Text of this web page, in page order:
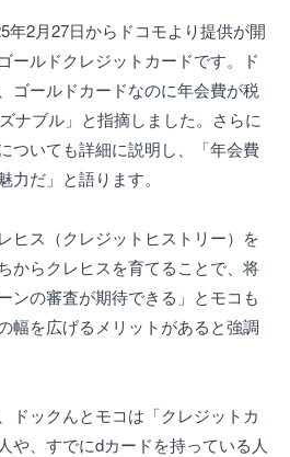
年2月27日からドコモより提供が開
ールドクレジットカードです。ド
ゴールドカードなのに年会費が税
ナブル」と指摘しました。さらに
ついても詳細に説明し、「年会費
だ」と語ります。
ヒス（クレジットヒストリー）を
からクレヒスを育てることで、将
ンの審査が期待できる」とモコも
幅を広げるメリットがあると強調
ドックんとモコは「クレジットカ
や、すでにdカードを持っている人